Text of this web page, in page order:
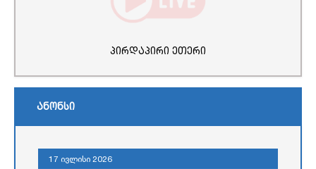
პირდაპირი ეთერი
ანონსი
17 ივლისი 2026